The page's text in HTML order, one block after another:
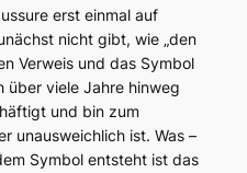
erst einmal auf
nicht gibt, wie „den
Verweis und das Symbol
über viele Jahre hinweg
und bin zum
unausweichlich ist. Was –
Symbol entsteht ist das